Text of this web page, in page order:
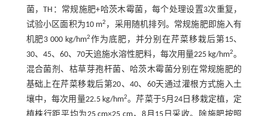
菌，TH：常规施肥+哈茨木霉菌，每个处理设置3次重复，
试验小区面积为10 m2 ，采用随机排列。常规施肥即施入有
机肥3 000 kg/hm2作为底肥，并分别在芹菜移栽后第15、
30、45、60、70天追施水溶性肥料，每次用量225 kg/hm2。
混合菌剂、枯草芽孢杆菌、哈茨木霉菌分别在常规施肥的
基础上在芹菜移栽后第20、40、60天通过灌根方式施入土
壤中，每次用量22.5 kg/hm2。芹菜于5月24日移栽定植，定